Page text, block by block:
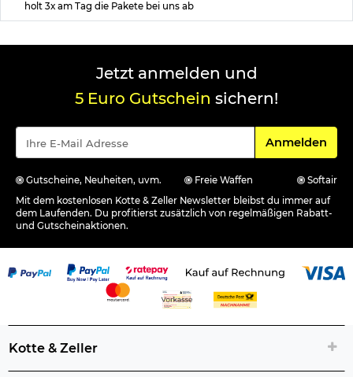
holt 3x am Tag die Pakete bei uns ab
Jetzt anmelden und
5 Euro Gutschein sichern!
Für den
Anmelden
Gutscheine, Neuheiten, uvm. Freie Waffen
Softair
Mit dem kostenlosen Kotte & Zeller Newsletter bleibst du immer auf
dem Laufenden. Du profitierst zusätzlich von regelmäßigen Rabatt-
und Gutscheinaktionen.
Kotte & Zeller